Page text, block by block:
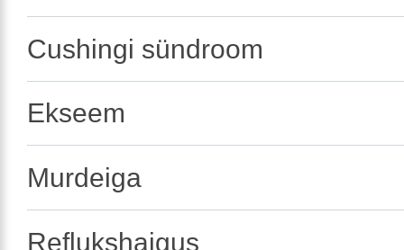
Cushingi sündroom
Ekseem
Murdeiga
Reflukshaigus